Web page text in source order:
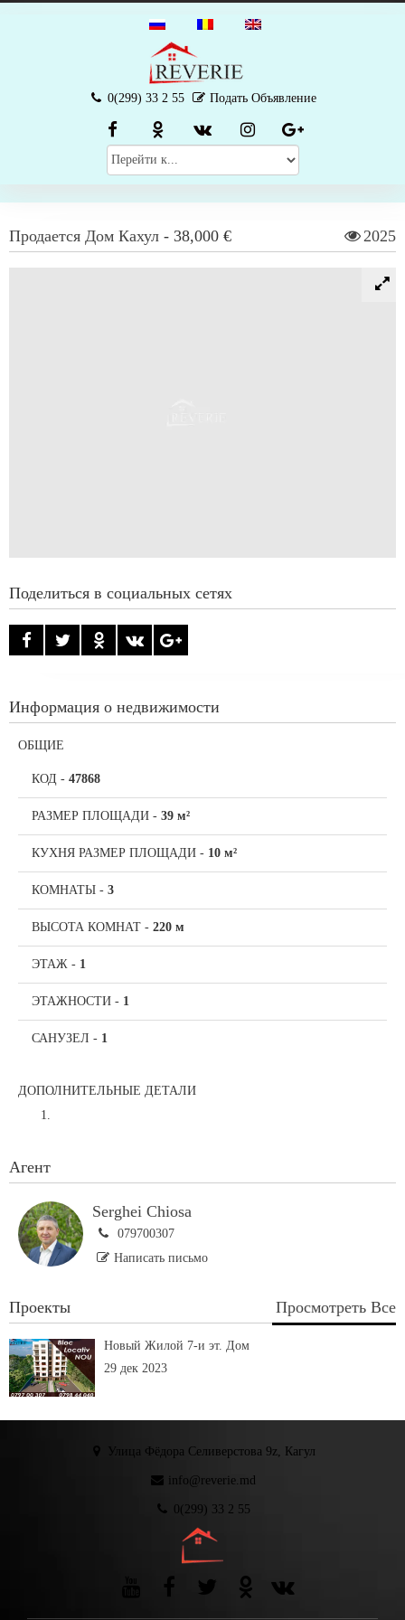
0(299) 33 2 55 Подать Объявление
Продается Дом Кахул - 38,000 € 2025
Поделиться в социальных сетях
Информация о недвижимости
ОБЩИЕ
КОД - 47868
РАЗМЕР ПЛОЩАДИ - 39 м²
КУХНЯ РАЗМЕР ПЛОЩАДИ - 10 м²
КОМНАТЫ - 3
ВЫСОТА КОМНАТ - 220 м
ЭТАЖ - 1
ЭТАЖНОСТИ - 1
САНУЗЕЛ - 1
ДОПОЛНИТЕЛЬНЫЕ ДЕТАЛИ
Агент
Serghei Chiosa
079700307
Написать письмо
Проекты Просмотреть Все
Новый Жилой 7-и эт. Дом
29 дек 2023
Улица Фёдора Селиверстова 9z, Кагул
info@reverie.md
0(299) 33 2 55